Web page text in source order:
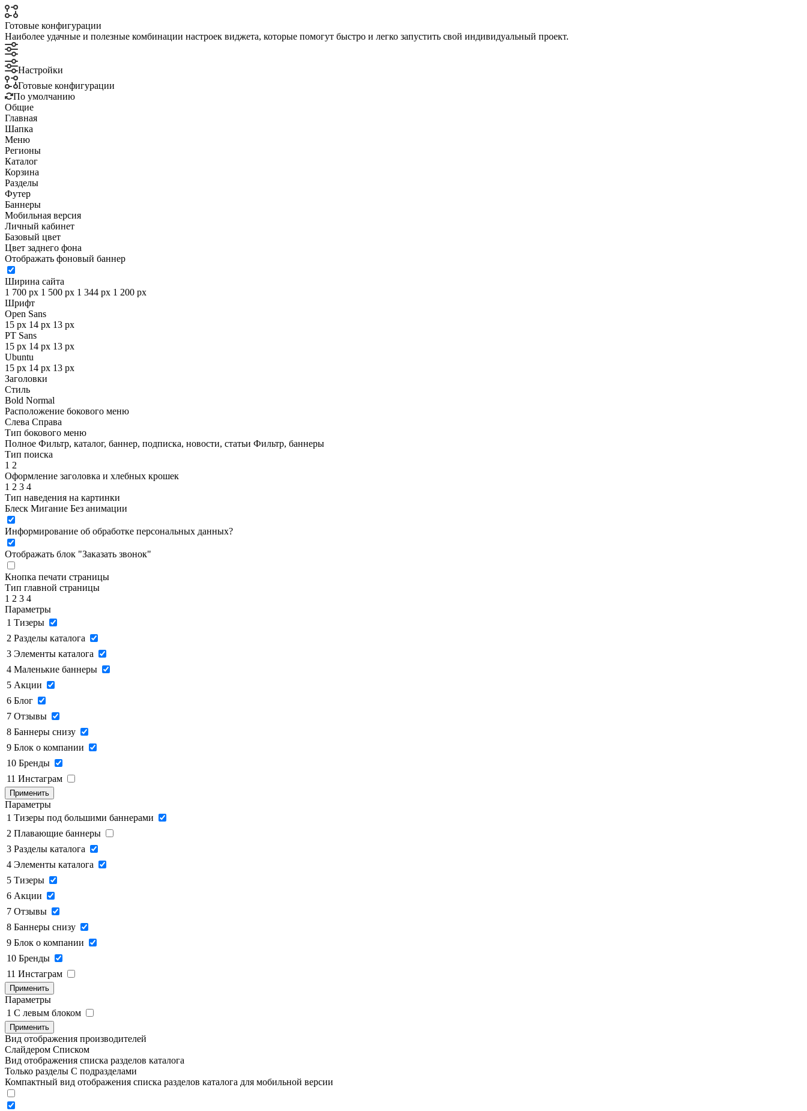
Готовые конфигурации
Наиболее удачные и полезные комбинации настроек виджета, которые помогут быстро и легко запустить свой индивидуальный проект.
Настройки
Готовые конфигурации
По умолчанию
Общие
Главная
Шапка
Меню
Регионы
Каталог
Корзина
Разделы
Футер
Баннеры
Мобильная версия
Личный кабинет
Базовый цвет
Цвет заднего фона
Отображать фоновый баннер
Ширина сайта
1 700 px 1 500 px 1 344 px 1 200 px
Шрифт
Open Sans
15 px 14 px 13 px
PT Sans
15 px 14 px 13 px
Ubuntu
15 px 14 px 13 px
Заголовки
Стиль
Bold Normal
Расположение бокового меню
Слева Справа
Тип бокового меню
Полное Фильтр, каталог, баннер, подписка, новости, статьи Фильтр, баннеры
Тип поиска
1 2
Оформление заголовка и хлебных крошек
1 2 3 4
Тип наведения на картинки
Блеск Мигание Без анимации
Информирование об обработке персональных данных?
Отображать блок "Заказать звонок"
Кнопка печати страницы
Тип главной страницы
1 2 3 4
Параметры
1 Тизеры
2 Разделы каталога
3 Элементы каталога
4 Маленькие баннеры
5 Акции
6 Блог
7 Отзывы
8 Баннеры снизу
9 Блок о компании
10 Бренды
11 Инстаграм
Применить
Параметры
1 Тизеры под большими баннерами
2 Плавающие баннеры
3 Разделы каталога
4 Элементы каталога
5 Тизеры
6 Акции
7 Отзывы
8 Баннеры снизу
9 Блок о компании
10 Бренды
11 Инстаграм
Применить
Параметры
1 C левым блоком
Применить
Вид отображения производителей
Слайдером Списком
Вид отображения списка разделов каталога
Только разделы С подразделами
Компактный вид отображения списка разделов каталога для мобильной версии